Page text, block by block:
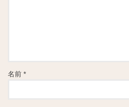
名前*